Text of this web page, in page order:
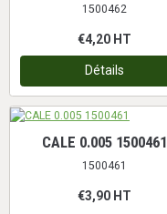
1500462
€4,20 HT
Détails
CALE 0.005 1500461
1500461
€3,90 HT